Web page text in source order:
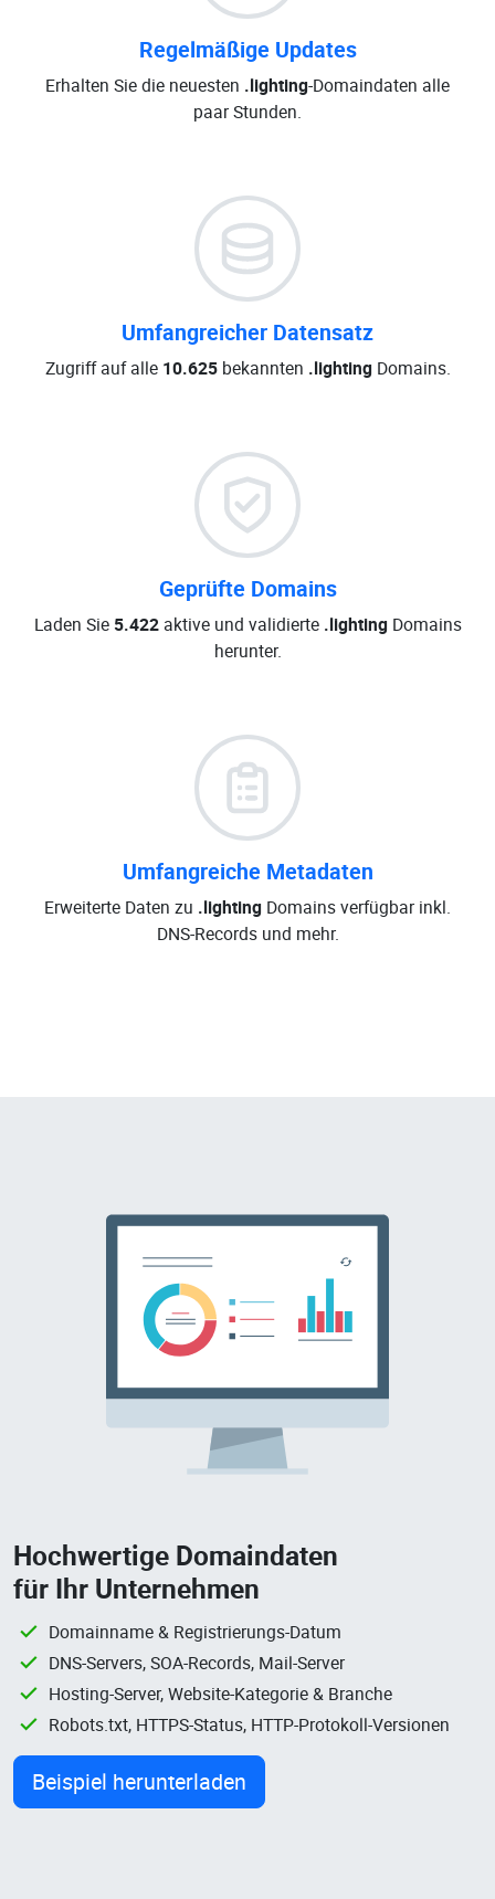
Regelmäßige Updates
Erhalten Sie die neuesten .lighting-Domaindaten alle
paar Stunden.
Umfangreicher Datensatz
Zugriff auf alle 10.625bekannten .lightingDomains.
Geprüfte Domains
Laden Sie 5.422aktive und validierte .lightingDomains
herunter.
Umfangreiche Metadaten
Erweiterte Daten zu .lighting Domains verfügbar inkl.
DNS-Records und mehr.
Hochwertige Domaindaten
für Ihr Unternehmen
Domainname & Registrierungs-Datum
DNS-Servers, SOA-Records, Mail-Server
Hosting-Server, Website-Kategorie & Branche
Robots.txt, HTTPS-Status, HTTP-Protokoll-Versionen
Beispiel herunterladen